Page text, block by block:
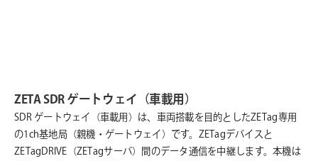
ZETA SDR ゲートウェイ（車載用）
SDR ゲートウェイ（車載用）は、車両搭載を目的としたZETag専用
の1ch基地局（親機・ゲートウェイ）です。ZETagデバイスと
ZETagDRIVE（ZETagサーバ）間のデータ通信を中継します。本機は